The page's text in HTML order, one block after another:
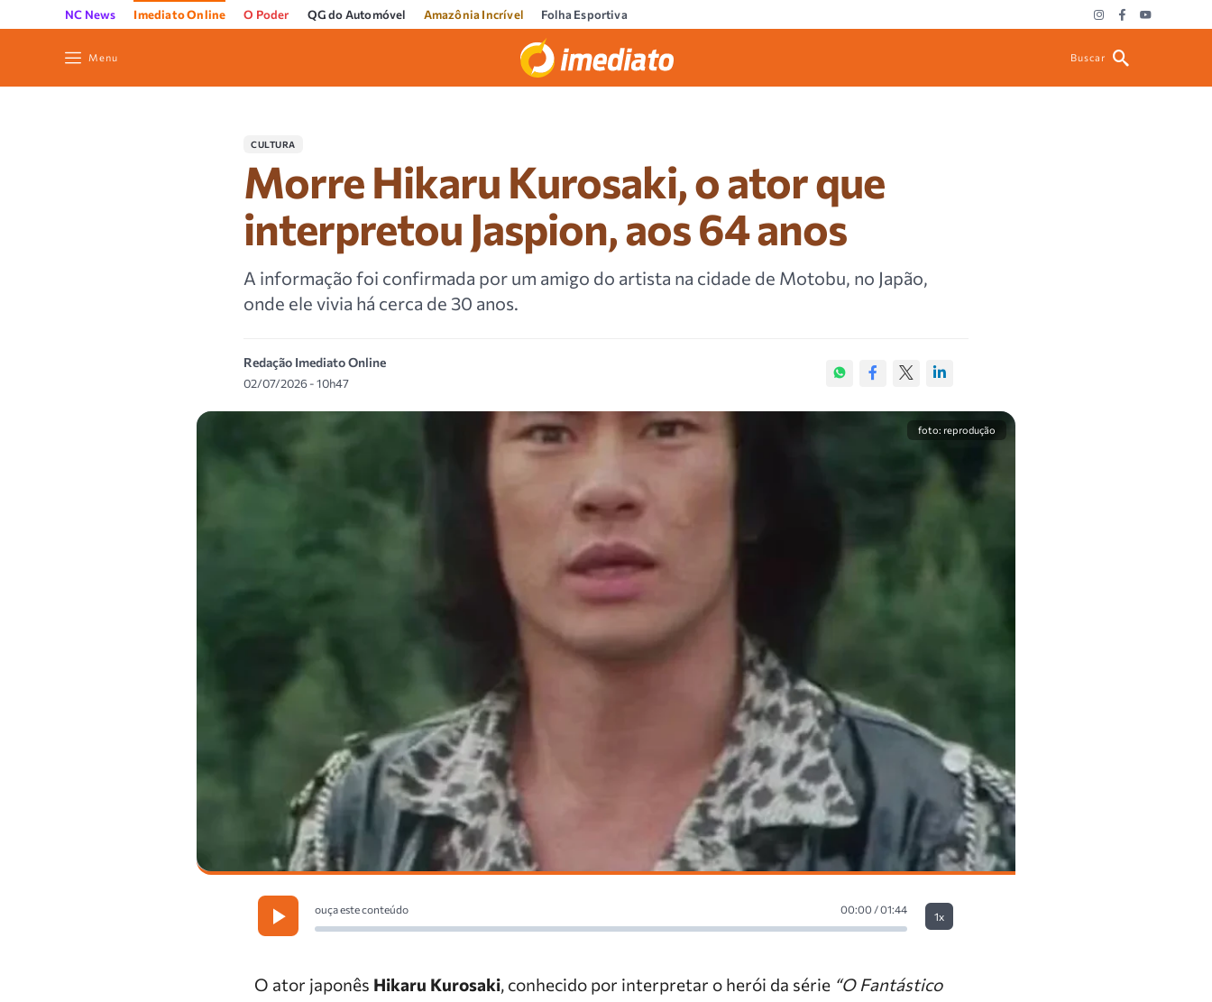
NC News Imediato Online O Poder QG do Automóvel Amazônia Incrível Folha Esportiva
Menu Buscar
CULTURA
Morre Hikaru Kurosaki, o ator que
interpretou Jaspion, aos 64 anos
A informação foi confirmada por um amigo do artista na cidade de Motobu, no Japão,
onde ele vivia há cerca de 30 anos.
Redação Imediato Online
02/07/2026 - 10h47
foto: reprodução
ouça este conteúdo 00:00 / 01:44
1x
O ator japonês Hikaru Kurosaki, conhecido por interpretar o herói da série “O Fantástico